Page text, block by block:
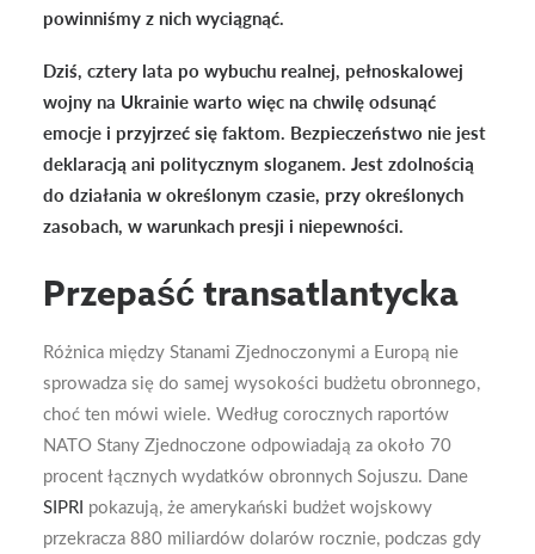
powinniśmy z nich wyciągnąć.
Dziś, cztery lata po wybuchu realnej, pełnoskalowej
wojny na Ukrainie warto więc na chwilę odsunąć
emocje i przyjrzeć się faktom. Bezpieczeństwo nie jest
deklaracją ani politycznym sloganem. Jest zdolnością
do działania w określonym czasie, przy określonych
zasobach, w warunkach presji i niepewności.
Przepaść transatlantycka
Różnica między Stanami Zjednoczonymi a Europą nie
sprowadza się do samej wysokości budżetu obronnego,
choć ten mówi wiele. Według corocznych raportów
NATO Stany Zjednoczone odpowiadają za około 70
procent łącznych wydatków obronnych Sojuszu. Dane
SIPRI pokazują, że amerykański budżet wojskowy
przekracza 880 miliardów dolarów rocznie, podczas gdy